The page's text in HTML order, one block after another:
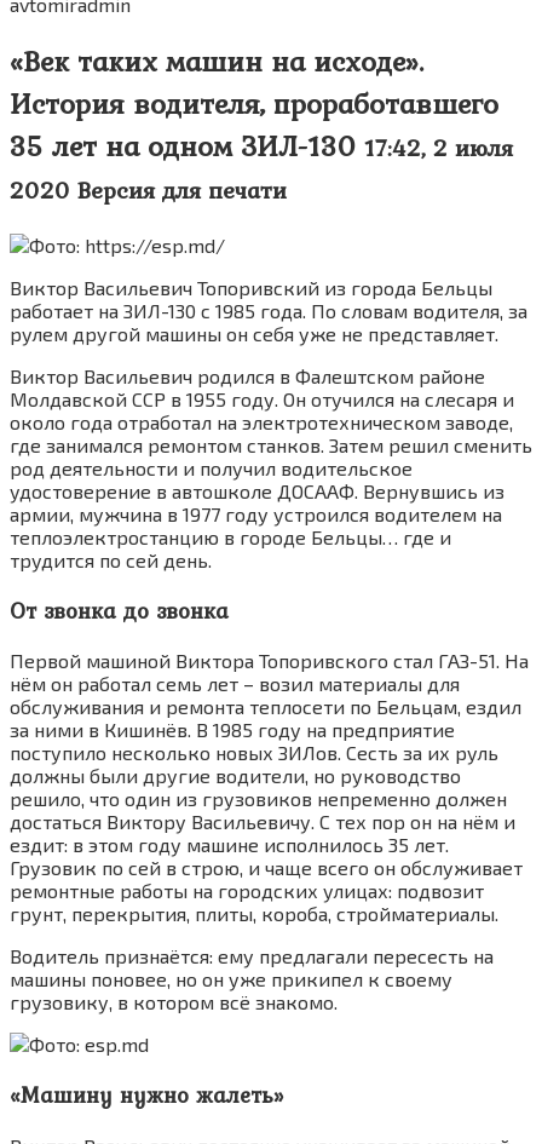
«Век таких машин на исходе».
История водителя, проработавшего
35 лет на одном ЗИЛ-13017:42, 2 июля
2020 Версия для печати
Фото: https://esp.md/
Виктор Васильевич Топоривский из города Бельцы
работает на ЗИЛ-130 с 1985 года. По словам водителя, за
рулем другой машины он себя уже не представляет.
Виктор Васильевич родился в Фалештском районе
Молдавской ССР в 1955 году. Он отучился на слесаря и
около года отработал на электротехническом заводе,
где занимался ремонтом станков. Затем решил сменить
род деятельности и получил водительское
удостоверение в автошколе ДОСААФ. Вернувшись из
армии, мужчина в 1977 году устроился водителем на
теплоэлектростанцию в городе Бельцы… где и
трудится по сей день.
От звонка до звонка
Первой машиной Виктора Топоривского стал ГАЗ-51. На
нём он работал семь лет – возил материалы для
обслуживания и ремонта теплосети по Бельцам, ездил
за ними в Кишинёв. В 1985 году на предприятие
поступило несколько новых ЗИЛов. Сесть за их руль
должны были другие водители, но руководство
решило, что один из грузовиков непременно должен
достаться Виктору Васильевичу. С тех пор он на нём и
ездит: в этом году машине исполнилось 35 лет.
Грузовик по сей в строю, и чаще всего он обслуживает
ремонтные работы на городских улицах: подвозит
грунт, перекрытия, плиты, короба, стройматериалы.
Водитель признаётся: ему предлагали пересесть на
машины поновее, но он уже прикипел к своему
грузовику, в котором всё знакомо.
Фото: esp.md
«Машину нужно жалеть»